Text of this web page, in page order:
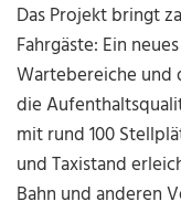
Das Projekt bringt
Fahrgäste: Ein
Wartebereiche und
die
mit rund 100
und Taxistand
Bahn und anderen